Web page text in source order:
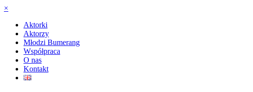
×
Aktorki
Aktorzy
Młodzi Bumerang
Współpraca
O nas
Kontakt